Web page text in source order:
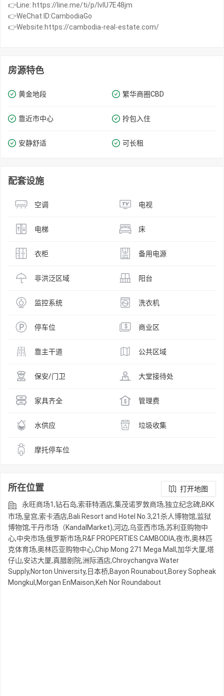
👉Line: https://line.me/ti/p/IvIU7E48jm
👉WeChat ID:CambodiaGo
👉Website:https://cambodia-real-estate.com/
房源特色
黄金地段 繁华商圈​​CBD
靠近市中心 拎包入住
安静舒适 可长租
配套设施
空调 电视
电梯 床
衣柜 备用电源
非洪泛区域 阳台
监控系统 洗衣机
停车位 商业区
靠主干道 公共区域
保安/门卫 大堂接待处
家具齐全 管理费
水供应 垃圾收集
摩托停车位
所在位置
打开地图
永旺商场1,钻石岛,索菲特酒店,集茂诺罗敦商场,独立纪念碑,BKK
市场,皇宫,索卡酒店,Bali Resort and Hotel No.3,21杀人博物馆,监狱
博物馆,干丹市场（KandalMarket),河边,乌亚西市场,苏利亚购物中
心,中央市场,俄罗斯市场,R&F PROPERTIES CAMBODIA,夜市,奥林匹
克体育场,奥林匹亚购物中心,Chip Mong 271 Mega Mall,加华大厦,塔
仔山,安达大厦,真腊剧院,洲际酒店,Chroychangva Water
Supply,Norton University,日本桥,Bayon Rounabout,Borey Sopheak
Mongkul,Morgan EnMaison,Keh Nor Roundabout